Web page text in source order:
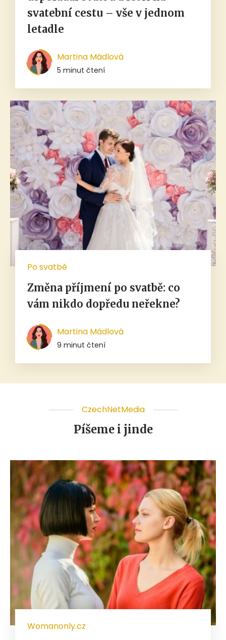
svatební cestu – vše v jednom
letadle
Martina Mádlová
5 minut čtení
Po svatbě
Změna příjmení po svatbě: co
vám nikdo dopředu neřekne?
Martina Mádlová
9 minut čtení
CzechNetMedia
Píšeme i jinde
Womanonly.cz